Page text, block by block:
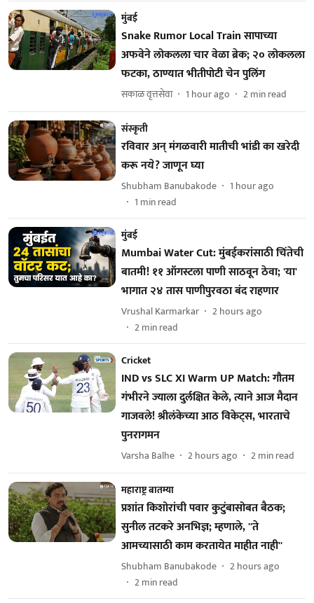
मुंबई
Snake Rumor Local Train सापाच्या
अफवेने लोकलला चार वेळा ब्रेक; २० लोकलला
फटका, ठाण्यात भीतीपोटी चेन पुलिंग
सकाळ वृत्तसेवा 1 hour ago 2min read
संस्कृती
रविवार अन् मंगळवारी मातीची भांडी का खरेदी
करू नये? जाणून घ्या
Shubham Banubakode
1 hour ago
1 min read
मुंबई
Mumbai Water Cut: मुंबईकरांसाठी चिंतेची
बातमी! ११ ऑगस्टला पाणी साठवून ठेवा; 'या'
भागात २४ तास पाणीपुरवठा बंद राहणार
Vrushal Karmarkar
2 hours ago
2min read
Cricket
IND vs SLC XI Warm UP Match: गौतम
गंभीरने ज्याला दुर्लक्षित केले, त्याने आज मैदान
गाजवले! श्रीलंकेच्या आठ विकेट्स, भारताचे
पुनरागमन
Varsha Balhe 2 hours ago 2min read
महाराष्ट्र बातम्या
प्रशांत किशोरांची पवार कुटुंबासोबत बैठक;
सुनील तटकरे अनभिज्ञ; म्हणाले, ''ते
आमच्यासाठी काम करतायेत माहीत नाही''
Shubham Banubakode
2 hours ago
2min read